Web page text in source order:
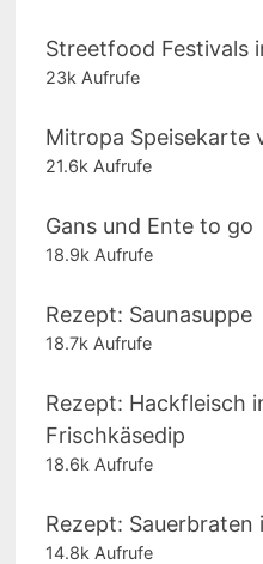
Streetfood Festivals
23k Aufrufe
Mitropa Speisekarte
21.6k Aufrufe
Gans und Ente to go
18.9k Aufrufe
Rezept: Saunasuppe
18.7k Aufrufe
Rezept: Hackfleisch
Frischkäsedip
18.6k Aufrufe
Rezept:
14.8k Aufrufe